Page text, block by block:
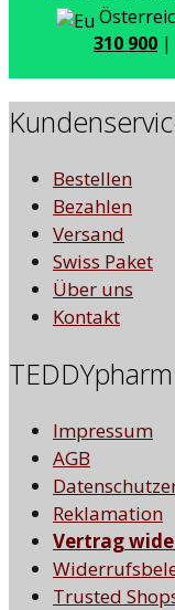
310 900 |
Bestellen
Bezahlen
Versand
Swiss Paket
Über uns
Kontakt
TEDDYpharm
Impressum
AGB
Reklamation
Vertrag
Trusted